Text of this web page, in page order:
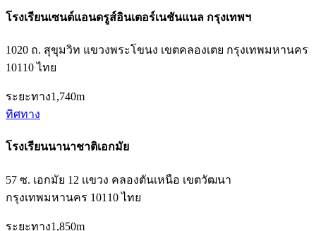
โรงเรียนเซนต์แอนดรูส์อินเตอร์เนชันแนล กรุงเทพฯ
1020 ถ. สุขุมวิท แขวงพระโขนง เขตคลองเตย กรุงเทพมหานคร
10110 ไทย
ระยะทาง1,740m
ทิศทาง
โรงเรียนนานาชาติเอกมัย
57 ซ. เอกมัย 12 เเขวง คลองตันเหนือ เขตวัฒนา
กรุงเทพมหานคร 10110 ไทย
ระยะทาง1,850m